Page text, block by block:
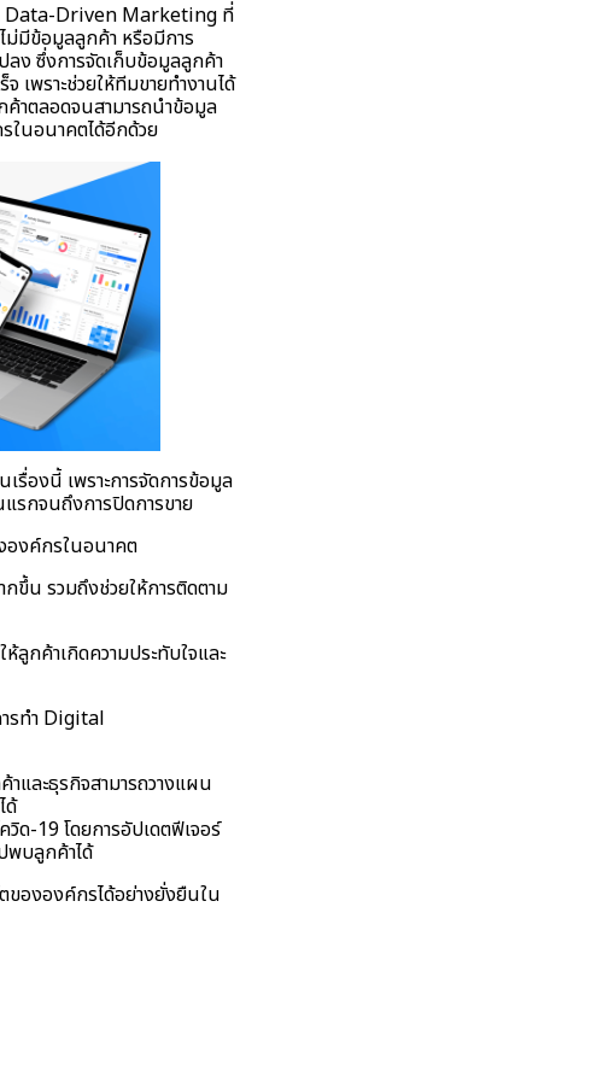
ค Data-Driven Marketing ที่
มีข้อมูลลูกค้า หรือมีการ
ลง ซึ่งการจัดเก็บข้อมูลลูกค้า
เพราะช่วยให้ทีมขายทำงานได้
าตลอดจนสามารถนำข้อมูล
ในอนาคตได้อีกด้วย
องนี้ เพราะการจัดการข้อมูล
รกจนถึงการปิดการขาย
องค์กรในอนาคต
ขึ้น รวมถึงช่วยให้การติดตาม
กค้าเกิดความประทับใจและ
รทำ Digital
และธุรกิจสามารถวางแผน
ด้
ด-19 โดยการอัปเดตฟีเจอร์
พบลูกค้าได้
ขององค์กรได้อย่างยั่งยืนใน